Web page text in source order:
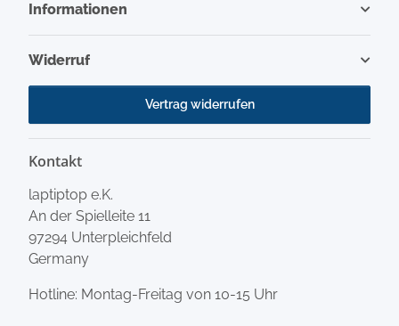
Informationen
Widerruf
Vertrag widerrufen
Kontakt
laptiptop e.K.
An der Spielleite 11
97294 Unterpleichfeld
Germany
Hotline: Montag-Freitag von 10-15 Uhr